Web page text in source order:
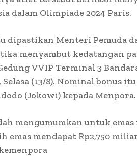
dalam Olimpiade 2024 Paris.
dipastikan Menteri Pemuda
menyambut kedatangan
VVIP Terminal 3
(13/8). Nominal bonus
(Jokowi) kepada Menpora.
mengumumkan untuk
mendapat Rp2,750